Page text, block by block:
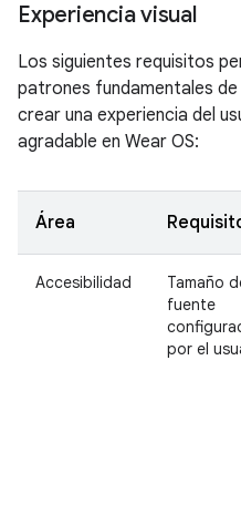
Experiencia visual
Los siguientes requisitos
patrones fundamentales
crear una experiencia del
agradable en Wear OS:
Área
Accesibilidad
Tamaño
fuente
por el